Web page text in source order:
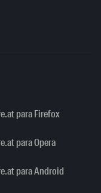
para Firefox
para Opera
para Android